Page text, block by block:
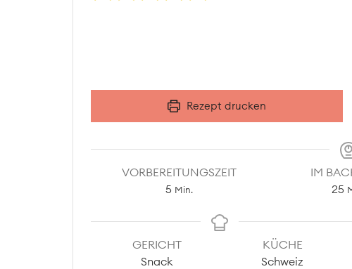
Rezept drucken
VORBEREITUNGSZEIT
5Minuten
Min.
IM
25
GERICHT
Snack
KÜCHE
Schweiz